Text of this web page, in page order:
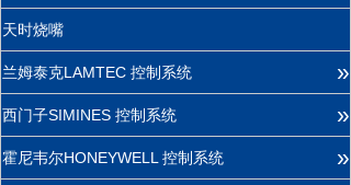
天时烧嘴
兰姆泰克LAMTEC 控制系统 »
西门子SIMINES 控制系统 »
霍尼韦尔HONEYWELL 控制系统 »